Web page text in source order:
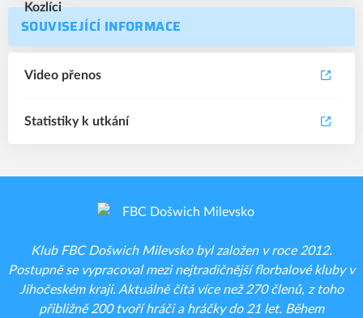
SOUVISEJÍCÍ INFORMACE
Video přenos
Statistiky k utkání
Klub FBC Došwich Milevsko byl založen v roce 2012.
Postupně se vypracoval mezi nejtradičnější florbalové kluby v
Jihočeském kraji. Aktuálně čítá více než 270 členů, z toho
přibližně 200 tvoří hráči a hráčky do 21 let. Během